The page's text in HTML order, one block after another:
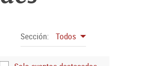
Sección: Todos